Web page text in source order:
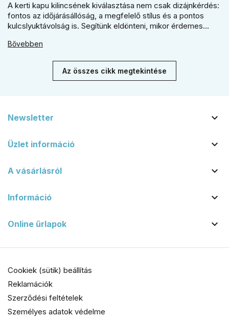
A kerti kapu kilincsének kiválasztása nem csak dizájnkérdés:
fontos az időjárásállóság, a megfelelő stílus és a pontos
kulcslyuktávolság is. Segítünk eldönteni, mikor érdemes
kilincs + gomb megoldást választani.
Bővebben
Az összes cikk megtekintése
Newsletter 
Üzlet információ 
A vásárlásról 
Információ 
Online űrlapok 
Cookiek (sütik) beállítás
Reklamációk
Szerződési feltételek
Személyes adatok védelme